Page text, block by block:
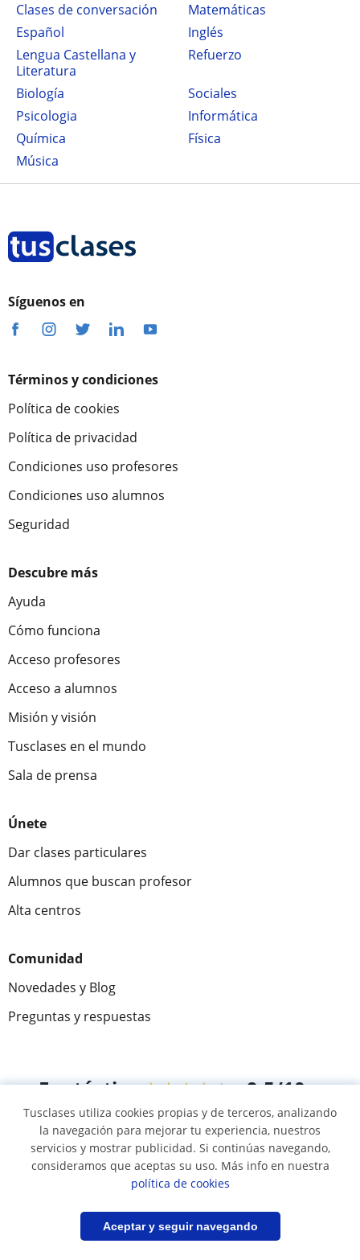
Guardar búsqueda
Clases de conversación
Matemáticas
Español
Inglés
Lengua Castellana y
Literatura
Refuerzo
Biología
Sociales
Psicologia
Informática
Química
Física
Música
Síguenos en
Términos y condiciones
Política de cookies
Política de privacidad
Condiciones uso profesores
Condiciones uso alumnos
Seguridad
Descubre más
Ayuda
Cómo funciona
Acceso profesores
Acceso a alumnos
Misión y visión
Tusclases en el mundo
Sala de prensa
Únete
Dar clases particulares
Alumnos que buscan profesor
Alta centros
Comunidad
Novedades y Blog
Preguntas y respuestas
Fantástica★★★★★ 9,5/10
305915 opiniones de alumnos
© 2007 - 2026 Tusclases.co
Mapa web:Profesores particulares
Tusclases utiliza cookies propias y de terceros, analizando
la navegación para mejorar tu experiencia, nuestros
servicios y mostrar publicidad. Si continúas navegando,
consideramos que aceptas su uso. Más info en nuestra
política de cookies
Aceptar y seguir navegando